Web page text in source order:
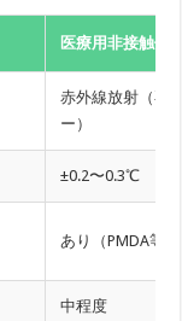
医療用非接触体
赤外線放射（専
ー）
±0.2〜0.3℃
あり（PMDA等）
中程度